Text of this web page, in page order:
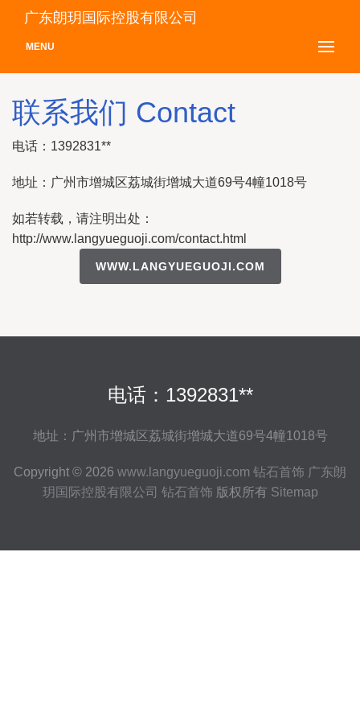
广东朗玥国际控股有限公司
MENU
联系我们 Contact
电话：1392831**
地址：广州市增城区荔城街增城大道69号4幢1018号
如若转载，请注明出处：
http://www.langyueguoji.com/contact.html
WWW.LANGYUEGUOJI.COM
电话：1392831**
地址：广州市增城区荔城街增城大道69号4幢1018号
Copyright © 2026 www.langyueguoji.com 钻石首饰 广东朗
玥国际控股有限公司 钻石首饰 版权所有 Sitemap